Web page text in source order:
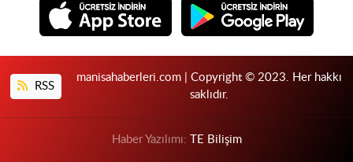
RSS
manisahaberleri.com | Copyright © 2023. Her hakkı
saklıdır.
Haber Yazılımı: TE Bilişim